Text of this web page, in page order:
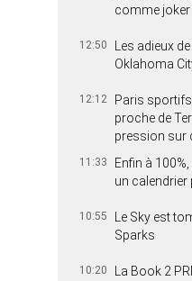
comme joker
12:50
Les adieux
Oklahoma
12:12
Paris
proche de
pression sur
11:33
Enfin à
un
10:55
Le Sky est
Sparks
10:20
La Book 2